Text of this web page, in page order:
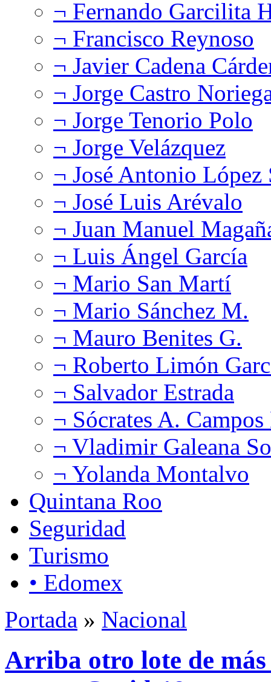
¬ Fernando Garcilita
¬ Francisco Reynoso
¬ Javier Cadena
¬ Jorge Castro
¬ Jorge Tenorio Polo
¬ Jorge Velázquez
¬ José Antonio López
¬ José Luis Arévalo
¬ Juan Manuel
¬ Luis Ángel García
¬ Mario San Martí
¬ Mario Sánchez M.
¬ Mauro Benites G.
¬ Roberto Limón
¬ Salvador Estrada
¬ Sócrates A.
¬ Vladimir Galeana
¬ Yolanda Montalvo
Quintana Roo
Seguridad
Turismo
• Edomex
Portada » Nacional
Arriba otro lote de